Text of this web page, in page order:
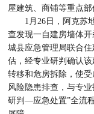
屋建筑、商铺等重点部
1月26日，阿克苏地
查发现一自建房墙体
城县应急管理局联合
估，经专业研判确认
转移和危房拆除，使
风险隐患排查，与专
研判—应急处置”全流